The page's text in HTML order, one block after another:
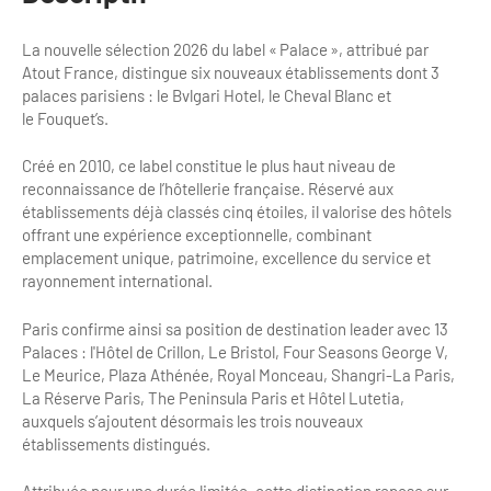
Améliorer l’expérience de vos visiteurs
Besoins et attentes des visiteurs
Améliorer la qualité
Partage d'expériences professionnelles
Labels, Certifications et Normes
Accessibilité
Tourisme & Handicap
Se former et s'informer à l'Accessibilité
Nos publics en situation de handicap
Comment se rendre accessible?
City Tours
Incentive et team building
Logistique
Agences Réceptives et évènementielles
Guides et interprètes
Services, Wifi, cartes
Autocaristes/Transporteurs/transféristes
Destination Groupes
Magazine Paris Region
La nouvelle sélection 2026 du label « Palace », attribué par
Atout France, distingue six nouveaux établissements dont 3
palaces parisiens : le Bvlgari Hotel, le Cheval Blanc et
le Fouquet’s.
Créé en 2010, ce label constitue le plus haut niveau de
reconnaissance de l’hôtellerie française. Réservé aux
établissements déjà classés cinq étoiles, il valorise des hôtels
offrant une expérience exceptionnelle, combinant
emplacement unique, patrimoine, excellence du service et
rayonnement international.
Paris confirme ainsi sa position de destination leader avec 13
Palaces : l'Hôtel de Crillon, Le Bristol, Four Seasons George V,
Le Meurice, Plaza Athénée, Royal Monceau, Shangri-La Paris,
La Réserve Paris, The Peninsula Paris et Hôtel Lutetia,
auxquels s’ajoutent désormais les trois nouveaux
établissements distingués.